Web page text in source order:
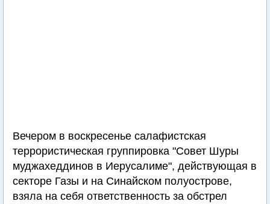
Вечером в воскресенье салафистская
террористическая группировка "Совет Шуры
муджахеддинов в Иерусалиме", действующая в
секторе Газы и на Синайском полуострове,
взяла на себя ответственность за обстрел